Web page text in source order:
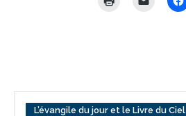
L’évangile du jour et le Livre du Ciel